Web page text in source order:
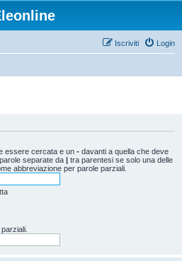
Login
Iscriviti
essere cercata e un - davanti a quella che deve
separate da | tra parentesi se solo una delle
abbreviazione per parole parziali.